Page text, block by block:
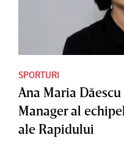
SPORTURI
Ana Maria
Manager al
ale Rapidului